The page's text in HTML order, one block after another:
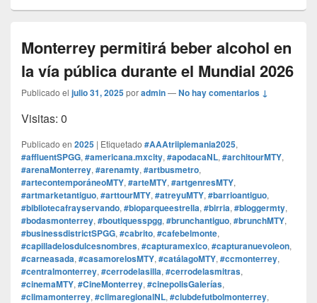
Monterrey permitirá beber alcohol en
la vía pública durante el Mundial 2026
Publicado el julio 31, 2025poradmin—No hay comentarios ↓
Visitas: 0
Publicado en 2025 | Etiquetado #AAAtriiplemania2025,
#affluentSPGG, #americana.mxcity, #apodacaNL, #architourMTY,
#arenaMonterrey, #arenamty, #artbusmetro,
#artecontemporáneoMTY, #arteMTY, #artgenresMTY,
#artmarketantiguo, #arttourMTY, #atreyuMTY, #barrioantiguo,
#bibliotecafrayservando, #bioparqueestrella, #birria, #bloggermty,
#bodasmonterrey, #boutiquesspgg, #brunchantiguo, #brunchMTY,
#businessdistrictSPGG, #cabrito, #cafebelmonte,
#capilladelosdulcesnombres, #capturamexico, #capturanuevoleon,
#carneasada, #casamorelosMTY, #catálagoMTY, #ccmonterrey,
#centralmonterrey, #cerrodelasilla, #cerrodelasmitras,
#cinemaMTY, #CineMonterrey, #cinepolisGalerías,
#climamonterrey, #climaregionalNL, #clubdefutbolmonterrey,